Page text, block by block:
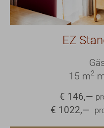
EZ
15 m2
€ 146,—
€ 1022,—